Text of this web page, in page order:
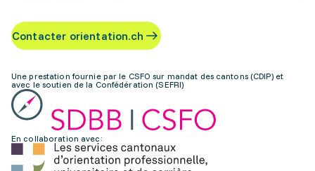
Contacter orientation.ch
Une prestation fournie par le CSFO sur mandat des cantons (CDIP) et
avec le soutien de la Confédération (SEFRI)
En collaboration avec: